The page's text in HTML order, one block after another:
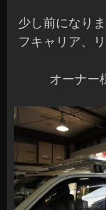
少し前になり
フキャリア、
オーナー